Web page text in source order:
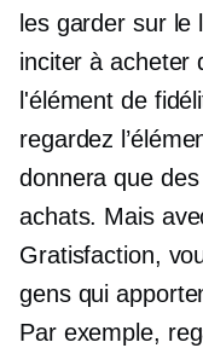
les garder sur le
inciter à acheter
l'élément de
regardez
donnera que
achats. Mais
Gratisfaction,
gens qui
Par exemple,